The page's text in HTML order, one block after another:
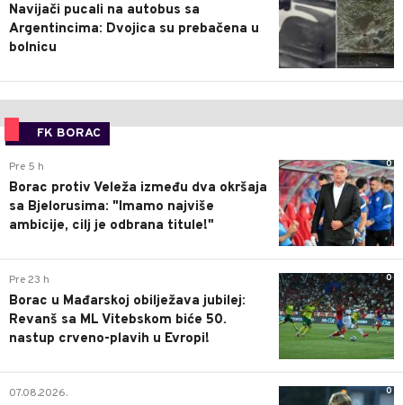
Navijači pucali na autobus sa
Argentincima: Dvojica su prebačena u
bolnicu
FK BORAC
0
Pre 5 h
Borac protiv Veleža između dva okršaja
sa Bjelorusima: "Imamo najviše
ambicije, cilj je odbrana titule!"
0
Pre 23 h
Borac u Mađarskoj obilježava jubilej:
Revanš sa ML Vitebskom biće 50.
nastup crveno-plavih u Evropi!
0
07.08.2026.